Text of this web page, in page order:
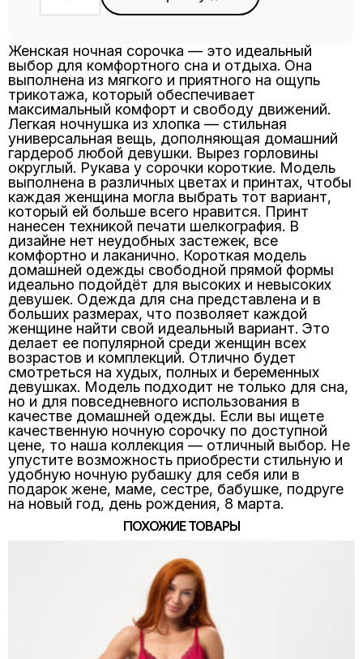
Сорочка
С-2
Женская ночная сорочка — это идеальный
выбор для комфортного сна и отдыха. Она
выполнена из мягкого и приятного на ощупь
трикотажа, который обеспечивает
максимальный комфорт и свободу движений.
Легкая ночнушка из хлопка — стильная
универсальная вещь, дополняющая домашний
гардероб любой девушки. Вырез горловины
округлый. Рукава у сорочки короткие. Модель
выполнена в различных цветах и принтах, чтобы
каждая женщина могла выбрать тот вариант,
который ей больше всего нравится. Принт
нанесен техникой печати шелкография. В
дизайне нет неудобных застежек, все
комфортно и лаканично. Короткая модель
домашней одежды свободной прямой формы
идеально подойдёт для высоких и невысоких
девушек. Одежда для сна представлена и в
больших размерах, что позволяет каждой
женщине найти свой идеальный вариант. Это
делает ее популярной среди женщин всех
возрастов и комплекций. Отлично будет
смотреться на худых, полных и беременных
девушках. Модель подходит не только для сна,
но и для повседневного использования в
качестве домашней одежды. Если вы ищете
качественную ночную сорочку по доступной
цене, то наша коллекция — отличный выбор. Не
упустите возможность приобрести стильную и
удобную ночную рубашку для себя или в
подарок жене, маме, сестре, бабушке, подруге
на новый год, день рождения, 8 марта.
ПОХОЖИЕ ТОВАРЫ